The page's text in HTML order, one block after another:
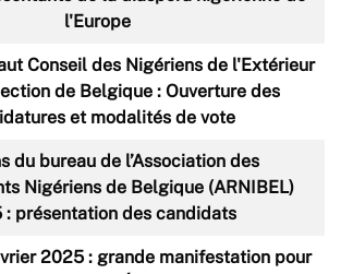
l'Europe
Conseil des Nigériens de l'Extérieur
de Belgique : Ouverture des
et modalités de vote
du bureau de l’Association des
Nigériens de Belgique (ARNIBEL)
: présentation des candidats
2025 : grande manifestation pour